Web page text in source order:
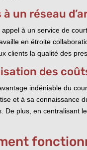
à un réseau
appel à un service de
en étroite
clients la qualité des
des
indéniable du
et à sa connaissance
De plus, en centralisant